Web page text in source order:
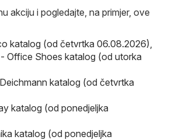
akciju i pogledajte, na primjer, ove
katalog (od četvrtka 06.08.2026)
Office Shoes katalog (od utorka
katalog (od četvrtka
katalog (od ponedjeljka
katalog (od ponedjeljka